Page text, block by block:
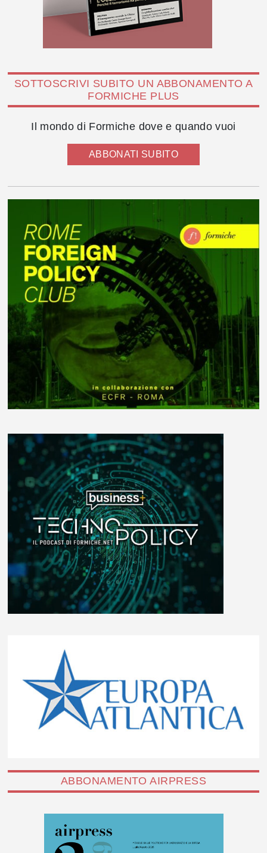
SOTTOSCRIVI SUBITO UN ABBONAMENTO A
FORMICHE PLUS
Il mondo di Formiche dove e quando vuoi
ABBONATI SUBITO
ABBONAMENTO AIRPRESS